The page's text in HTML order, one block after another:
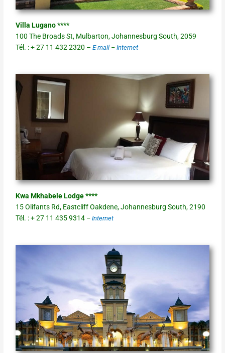
Villa Lugano ****
100 The Broads St, Mulbarton, Johannesburg South, 2059
Tél. : + 27 11 432 2320 –E-mail –Internet
Kwa Mkhabele Lodge ****
15 Olifants Rd, Eastcliff Oakdene, Johannesburg South, 2190
Tél. : + 27 11 435 9314 –Internet